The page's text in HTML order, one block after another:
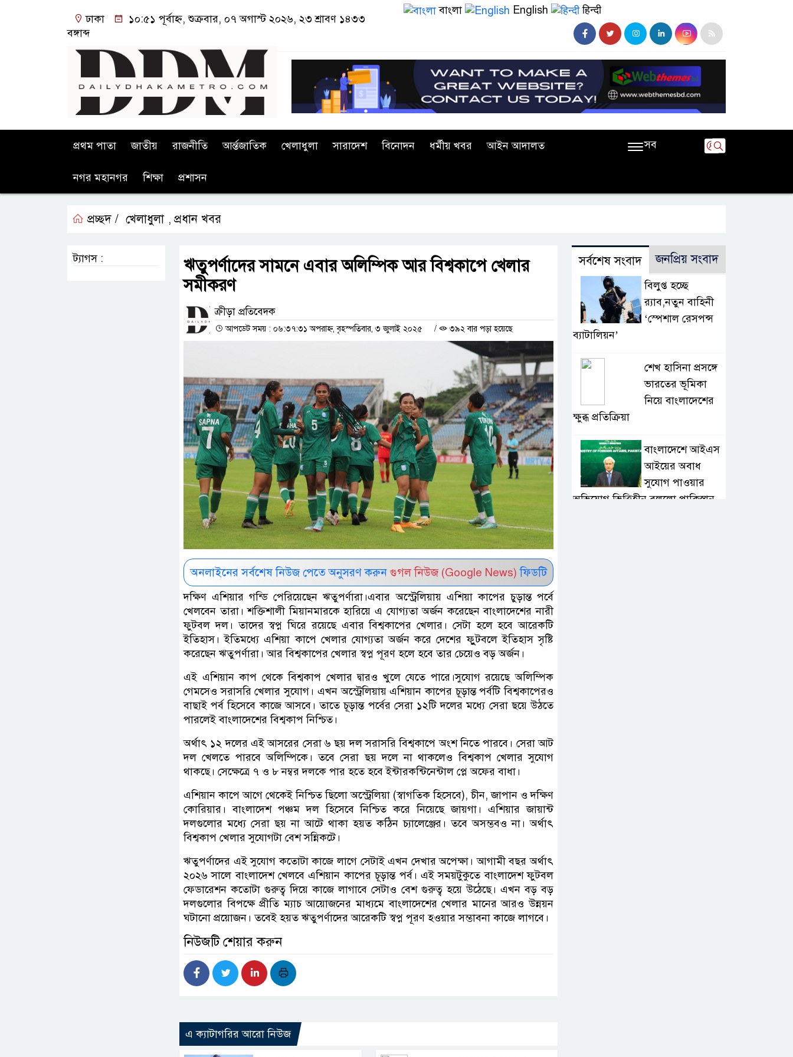
ঢাকা
১০:৫১ পূর্বাহ্ন, শুক্রবার, ০৭ অগাস্ট ২০২৬, ২৩ শ্রাবণ ১৪৩৩
বঙ্গাব্দ
বাংলা English हिन्दी
প্রথম পাতা জাতীয় রাজনীতি আর্ন্তজাতিক খেলাধুলা সারাদেশ বিনোদন ধর্মীয় খবর আইন আদালত
নগর মহানগর শিক্ষা প্রশাসন
সব
প্রচ্ছদ / খেলাধুলা , প্রধান খবর
ঋতুপর্ণাদের সামনে এবার অলিম্পিক আর বিশ্বকাপে খেলার
সমীকরণ
ক্রীড়া প্রতিবেদক
আপডেট সময় : ০৬:৩৭:৩১ অপরাহ্ন, বৃহস্পতিবার, ৩ জুলাই ২০২৫ / ৩৯২ বার পড়া হয়েছে
অনলাইনের সর্বশেষ নিউজ পেতে অনুসরণ করুন গুগল নিউজ (Google News) ফিডটি
দক্ষিণ এশিয়ার গন্ডি পেরিয়েছেন ঋতুপর্ণারা।এবার অস্ট্রেলিয়ায় এশিয়া কাপের চুড়ান্ত পর্বে
খেলবেন তারা। শক্তিশালী মিয়ানমারকে হারিয়ে এ যোগ্যতা অর্জন করেছেন বাংলাদেশের নারী
ফুটবল দল। তাদের স্বপ্ন ঘিরে রয়েছে এবার বিশ্বকাপের খেলার। সেটা হলে হবে আরেকটি
ইতিহাস। ইতিমধ্যে এশিয়া কাপে খেলার যোগ্যতা অর্জন করে দেশের ফুুটবলে ইতিহাস সৃষ্টি
করেছেন ঋতুপর্ণারা। আর বিশ্বকাপের খেলার স্বপ্ন পূরণ হলে হবে তার চেয়েও বড় অর্জন।
এই এশিয়ান কাপ থেকে বিশ্বকাপ খেলার দ্বারও খুলে যেতে পারে।সুযোগ রয়েছে অলিম্পিক
গেমসেও সরাসরি খেলার সুযোগ। এখন অস্ট্রেলিয়ায় এশিয়ান কাপের চূড়ান্ত পর্বটি বিশ্বকাপেরও
বাছাই পর্ব হিসেবে কাজে আসবে। তাতে চূড়ান্ত পর্বের সেরা ১২টি দলের মধ্যে সেরা ছয়ে উঠতে
পারলেই বাংলাদেশের বিশ্বকাপ নিশ্চিত।
অর্থাৎ ১২ দলের এই আসরের সেরা ৬ ছয় দল সরাসরি বিশ্বকাপে অংশ নিতে পারবে। সেরা আট
দল খেলতে পারবে অলিম্পিকে। তবে সেরা ছয় দলে না থাকলেও বিশ্বকাপ খেলার সুযোগ
থাকছে। সেক্ষেত্রে ৭ ও ৮ নম্বর দলকে পার হতে হবে ইন্টারকন্টিনেন্টাল প্লে অফের বাধা।
এশিয়ান কাপে আগে থেকেই নিশ্চিত ছিলো অস্ট্রেলিয়া (স্বাগতিক হিসেবে), চীন, জাপান ও দক্ষিণ
কোরিয়ার। বাংলাদেশ পঞ্চম দল হিসেবে নিশ্চিত করে নিয়েছে জায়গা। এশিয়ার জায়ান্ট
দলগুলোর মধ্যে সেরা ছয় না আটে থাকা হয়ত কঠিন চ্যালেঞ্জের। তবে অসম্ভবও না। অর্থাৎ
বিশ্বকাপ খেলার সুযোগটা বেশ সন্নিকটে।
ঋতুপর্ণাদের এই সুযোগ কতোটা কাজে লাগে সেটাই এখন দেখ‍ার অপেক্ষা। আগামী বছর অর্থাৎ
২০২৬ সালে বাংলাদেশ খেলবে এশিয়ান কাপের চূড়ান্ত পর্ব। এই সময়টুকুতে বাংলাদেশ ফুটবল
ফেডারেশন কতোটা গুরুত্ব দিয়ে কাজে লাগাবে সেটাও বেশ গুরুত্ব হয়ে উঠেছে। এখন বড় বড়
দলগুলোর বিপক্ষে প্রীতি ম্যাচ আয়োজনের মাধ্যমে বাংলাদেশের খেলার মানের আরও উন্নয়ন
ঘটানো প্রয়োজন। তবেই হয়ত ঋতুপর্ণাদের আরেকটি স্বপ্ন পূরণ হওয়ার সম্ভাবনা কাজে লাগবে।
নিউজটি শেয়ার করুন
এ ক্যাটাগরির আরো নিউজ
ট্যাগস : সর্বশেষ সংবাদ জনপ্রিয় সংবাদ
বিলুপ্ত হচ্ছে
র‍্যাব,নতুন বাহিনী
‘স্পেশাল রেসপন্স
ব্যাটালিয়ন’
শেখ হাসিনা প্রসঙ্গে
ভারতের ভূমিকা
নিয়ে বাংলাদেশের
ক্ষুব্ধ প্রতিক্রিয়া
বাংলাদেশে আইএস
আইয়ের অবাধ
সুযোগ পাওয়ার
অভিযোগ ভিত্তিহীন বললো পাকিস্তান